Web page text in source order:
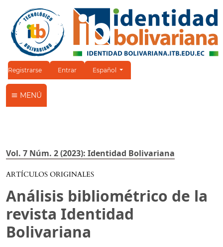
Registrarse Entrar Cambiar el idioma. El idioma actual es:
Español
MENÚ
Vol. 7 Núm. 2 (2023): Identidad Bolivariana
ARTÍCULOS ORIGINALES
Análisis bibliométrico de la
revista Identidad
Bolivariana